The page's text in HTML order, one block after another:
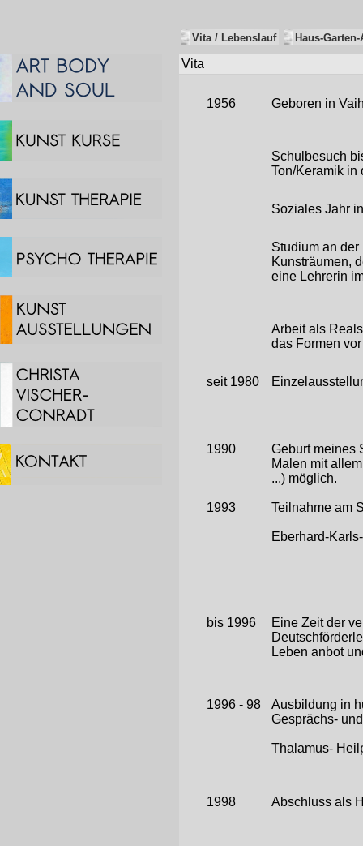
Vita / Lebenslauf Haus-
Vita
1956 Geboren in
Schulbesuch
Ton/Keramik in
Soziales Jahr
Studium an
Kunsträumen,
eine Lehrerin
Arbeit als
das Formen
seit 1980
1990
1993
Geburt meines
Malen mit
...) möglich.
Teilnahme am
Eberhard-
bis 1996
Eine Zeit der
Leben anbot
1996 - 98
Ausbildung in
Gesprächs-
Thalamus-
1998 Abschluss als